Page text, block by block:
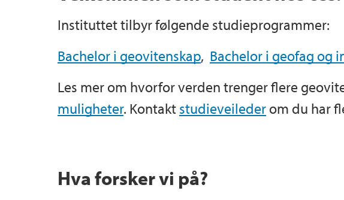
Instituttet tilbyr følgende studieprogrammer:
Bachelor i geovitenskap, Bachelor i geofag og
Les mer om hvorfor verden trenger flere
muligheter. Kontakt studieveileder om du har
Hva forsker vi på?